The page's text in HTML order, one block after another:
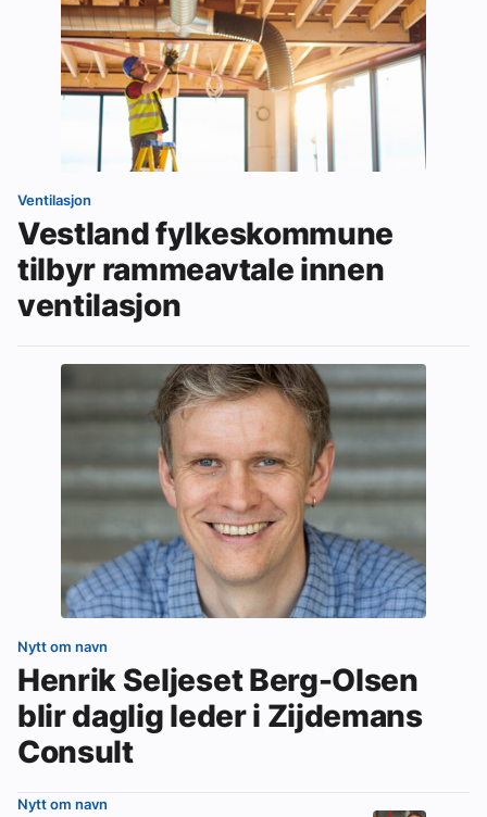
Ventilasjon
Vestland fylkeskommune
tilbyr rammeavtale innen
ventilasjon
Nytt om navn
Henrik Seljeset Berg-Olsen
blir daglig leder i Zijdemans
Consult
Nytt om navn